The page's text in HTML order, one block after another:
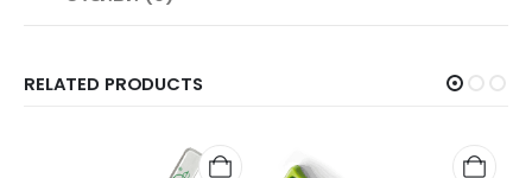
RELATED PRODUCTS